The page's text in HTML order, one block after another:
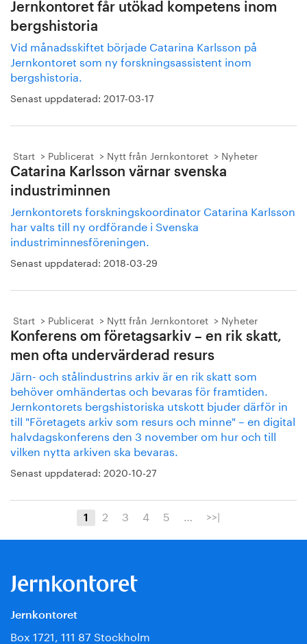
Jernkontoret får utökad kompetens inom
bergshistoria
Vid månadsskiftet började Catarina Karlsson på
Jernkontoret som ny forskningsassistent inom
bergshistoria.
Senast uppdaterad: 2017-03-17
Start Publicerat Nytt från Jernkontoret Nyheter
Catarina Karlsson värnar svenska
industriminnen
Jernkontorets forskningskoordinator Catarina Karlsson
har valts till ny ordförande i Svenska
industriminnesföreningen.
Senast uppdaterad: 2018-03-29
Start Publicerat Nytt från Jernkontoret Nyheter
Konferens om företagsarkiv – en rik skatt,
men ofta undervärderad resurs
Järn- och stålindustrins arkiv är en rik skatt som
behöver omhändertas och bevaras för framtiden.
Jernkontorets bergshistoriska utskott bjuder därför in
till "Företagets arkiv som resurs och minne" – en digital
halvdagskonferens den 3 november om hur och till
vilken nytta arkiven ska bevaras.
Senast uppdaterad: 2020-10-27
1 2 3 4 5 … >>|
Jernkontoret
Box 1721, 111 87 Stockholm